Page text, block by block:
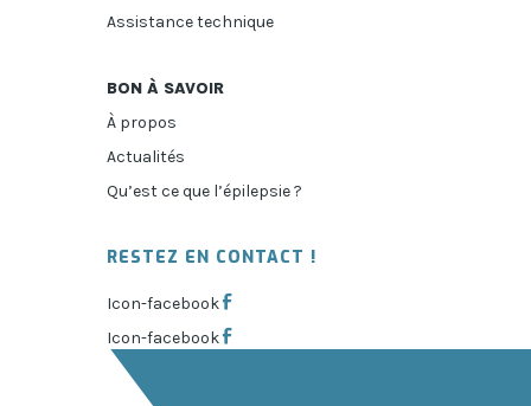
Assistance technique
BON À SAVOIR
À propos
Actualités
Qu’est ce que l’épilepsie ?
RESTEZ EN CONTACT !
Icon-facebook
Icon-facebook